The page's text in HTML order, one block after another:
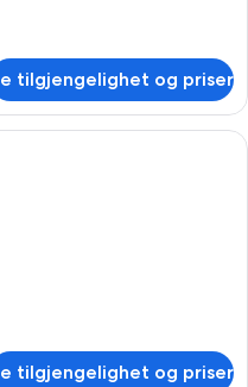
tilgjengelighet og priser
på rommet, barnesenger
tilgjengelighet og priser